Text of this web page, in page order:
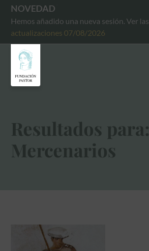
NOVEDAD
Hemos añadido una nueva sesión. Ver las
actualizaciones 07/08/2026
Resultados para:
Mercenarios